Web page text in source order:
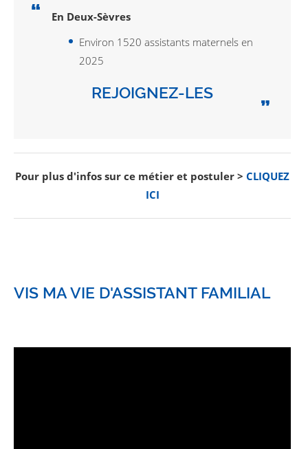
En Deux-Sèvres
Environ 1520 assistants maternels en
2025
REJOIGNEZ-LES
Pour plus d'infos sur ce métier et postuler > CLIQUEZ
ICI
VIS MA VIE D'ASSISTANT FAMILIAL